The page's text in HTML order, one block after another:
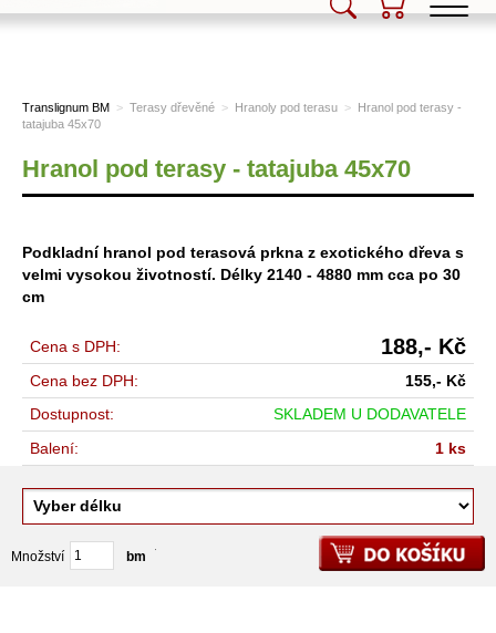
Translignum BM > Terasy dřevěné > Hranoly pod terasu > Hranol pod terasy -
tatajuba 45x70
Hranol pod terasy - tatajuba 45x70
Podkladní hranol pod terasová prkna z exotického dřeva s
velmi vysokou životností. Délky 2140 - 4880 mm cca po 30
cm
Cena s DPH: 188,- Kč
Cena bez DPH: 155,- Kč
Dostupnost:
SKLADEM U DODAVATELE
Balení:
1 ks
Množství balení
bm